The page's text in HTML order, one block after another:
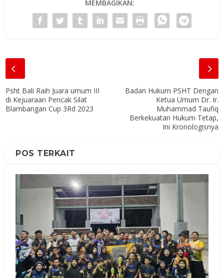
MEMBAGIKAN:
Psht Bali Raih Juara umum III
di Kejuaraan Pencak Silat
Blambangan Cup 3Rd 2023
Badan Hukum PSHT Dengan
Ketua Umum Dr. Ir.
Muhammad Taufiq
Berkekuatan Hukum Tetap,
Ini Kronologisnya
POS TERKAIT